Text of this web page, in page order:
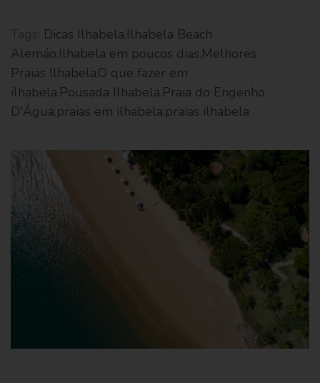
Dicas Ilhabela Ilhabela Beach
Alemáo Ilhabela em poucos dias Melhores
Praias IlhabelaO que fazer em
ilhabela Pousada Ilhabela Praia do Engenho
D'Água praias em ilhabela praias ilhabela